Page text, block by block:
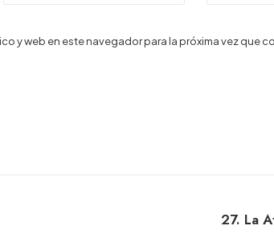
y web en este navegador para la próxima vez que
27. La